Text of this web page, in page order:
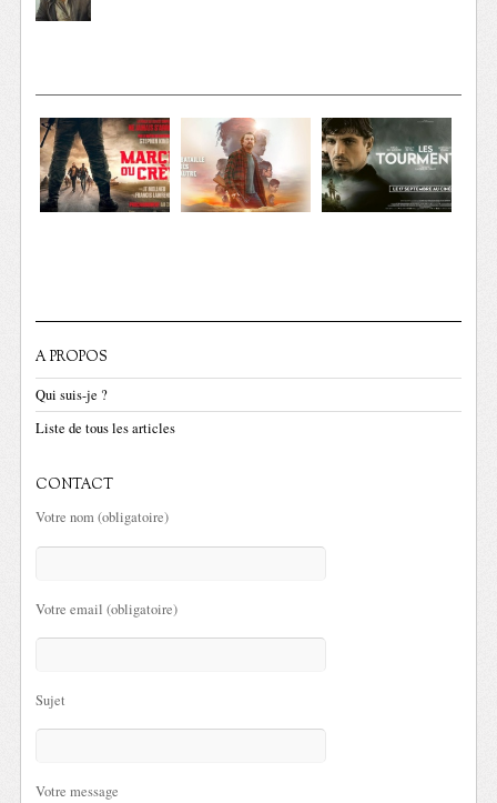
A PROPOS
Qui suis-je ?
Liste de tous les articles
CONTACT
Votre nom (obligatoire)
Votre email (obligatoire)
Sujet
Votre message